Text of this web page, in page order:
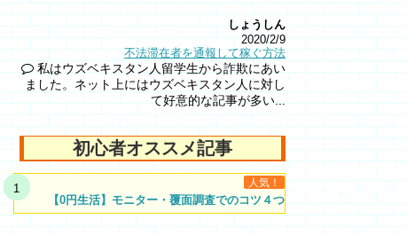
しょうしん
2020/2/9
不法滞在者を通報して稼ぐ方法
私はウズベキスタン人留学生から詐欺にあい
ました。ネット上にはウズベキスタン人に対し
て好意的な記事が多い...
初心者オススメ記事
人気！
【0円生活】モニター・覆面調査でのコツ４つ